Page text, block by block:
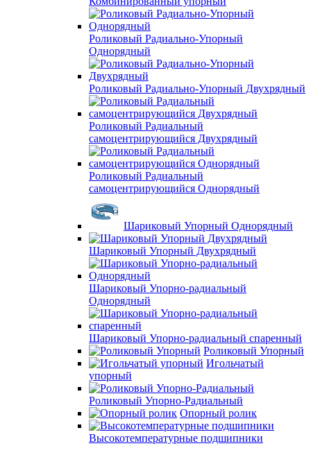
Роликовый Радиально-Упорный
Однорядный
Роликовый Радиально-Упорный Двухрядный
Роликовый Радиальный
самоцентрирующийся Двухрядный
Роликовый Радиальный
самоцентрирующийся Однорядный
Шариковый Упорный Однорядный
Шариковый Упорный Двухрядный
Шариковый Упорно-радиальный
Однорядный
Шариковый Упорно-радиальный спаренный
Роликовый Упорный
Игольчатый
упорный
Роликовый Упорно-Радиальный
Опорный ролик
Высокотемпературные подшипники